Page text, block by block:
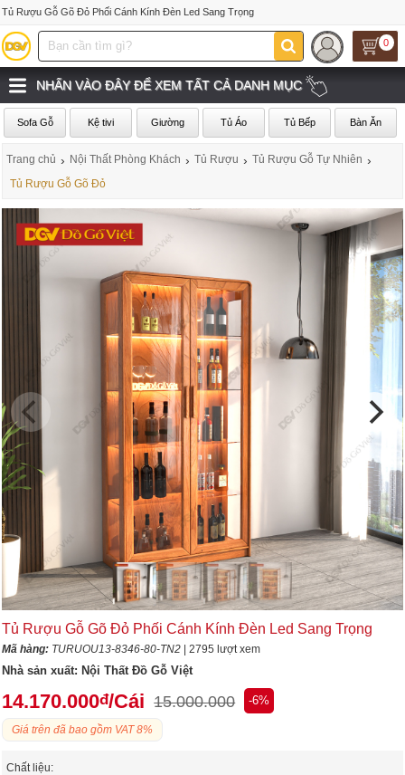
Tủ Rượu Gỗ Gõ Đỏ Phối Cánh Kính Đèn Led Sang Trọng
0
NHẤN VÀO ĐÂY ĐỂ XEM TẤT CẢ DANH MỤC
Sofa Gỗ Kệ tivi Giường Tủ Áo Tủ Bếp Bàn Ăn
Trang chủ › Nội Thất Phòng Khách › Tủ Rượu › Tủ Rượu Gỗ Tự Nhiên ›
Tủ Rượu Gỗ Gõ Đỏ
Tủ Rượu Gỗ Gõ Đỏ Phối Cánh Kính Đèn Led Sang Trọng
Mã hàng: TURUOU13-8346-80-TN2 | 2795 lượt xem
Nhà sản xuất: Nội Thất Đồ Gỗ Việt
14.170.000đ/Cái 15.000.000 -6%
Giá trên đã bao gồm VAT 8%
Chất liệu: